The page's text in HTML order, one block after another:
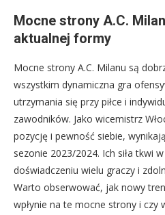
Mocne strony A.C.
aktualnej formy
Mocne strony A.C. Milanu są
wszystkim dynamiczna gra
utrzymania się przy piłce i
zawodników. Jako wicemistrz
pozycję i pewność siebie,
sezonie 2023/2024. Ich siła tkwi
doświadczeniu wielu graczy i
Warto obserwować, jak nowy
wpłynie na te mocne strony i